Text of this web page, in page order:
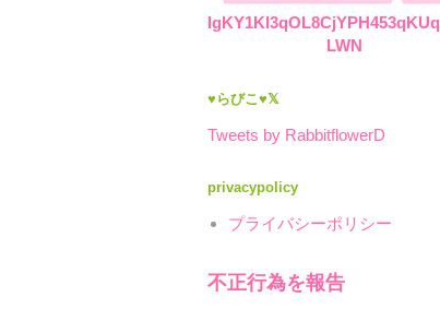
LWN
♥らびこ♥𝕏
Tweets by RabbitflowerD
privacypolicy
プライバシーポリシー
不正行為を報告